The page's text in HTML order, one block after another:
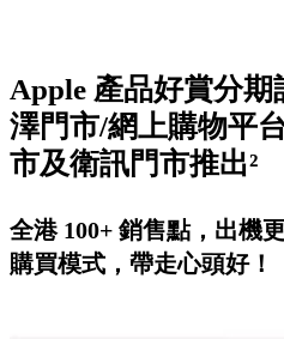
Apple 產品好賞分
澤門市/網上購物平
市及衛訊門市推出²
全港 100+ 銷售點，出機
購買模式，帶走心頭好！